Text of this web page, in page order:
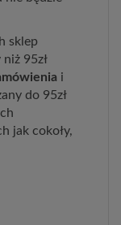
sklep
95zł
i
do 95zł
jak cokoły,